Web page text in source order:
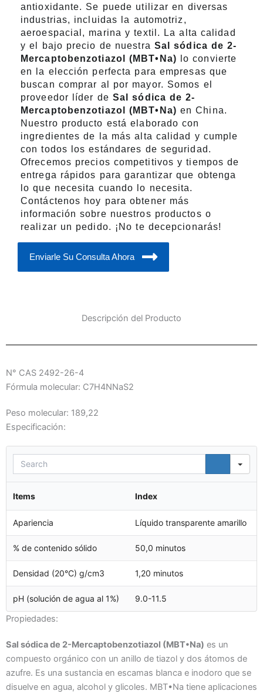
antioxidante. Se puede utilizar en diversas
industrias, incluidas la automotriz,
aeroespacial, marina y textil. La alta calidad
y el bajo precio de nuestra Sal sódica de 2-
Mercaptobenzotiazol (MBT•Na) lo convierte
en la elección perfecta para empresas que
buscan comprar al por mayor. Somos el
proveedor líder de Sal sódica de 2-
Mercaptobenzotiazol (MBT•Na) en China.
Nuestro producto está elaborado con
ingredientes de la más alta calidad y cumple
con todos los estándares de seguridad.
Ofrecemos precios competitivos y tiempos de
entrega rápidos para garantizar que obtenga
lo que necesita cuando lo necesita.
Contáctenos hoy para obtener más
información sobre nuestros productos o
realizar un pedido. ¡No te decepcionarás!
Enviarle Su Consulta Ahora
Descripción del Producto
N° CAS 2492-26-4
Fórmula molecular: C7H4NNaS2
Peso molecular: 189,22
Especificación:
Items Index
Apariencia Líquido transparente amarillo
% de contenido sólido 50,0 minutos
Densidad (20°C) g/cm3 1,20 minutos
pH (solución de agua al 1%) 9.0-11.5
Propiedades:
Sal sódica de 2-Mercaptobenzotiazol (MBT•Na) es un
compuesto orgánico con un anillo de tiazol y dos átomos de
azufre. Es una sustancia en escamas blanca e inodoro que se
disuelve en agua, alcohol y glicoles. MBT•Na tiene aplicaciones